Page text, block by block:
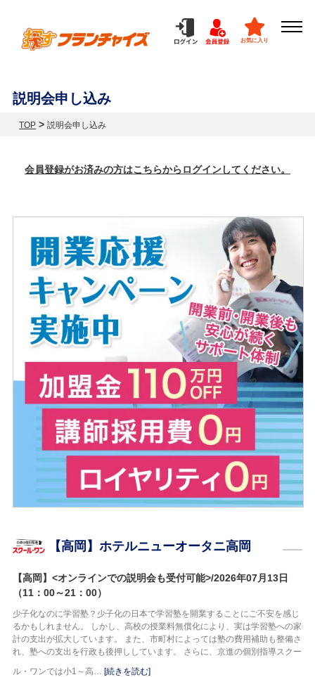
お気に入り
説明会申し込み
TOP >説明会申し込み
会員登録がお済みの方はこちらからログインしてください。
【高岡】ホテルニューオータニ高岡
【高岡】<オンラインでの説明会も受付可能>/2026年07月13日
（11：00～21：00）
少子化なのに学習塾？少子化の日本で学習塾を開業することにご不安を感じ
るかもしれません。 しかし、高校の授業料無償化により、実は学習塾への家
計の支出が拡大しています。 また、市町村によっては塾の費用補助も整備さ
れ、塾への支出を行政も後押ししています。 さらに、京進の個別指導スクー
ル・ワンでは小1～高… [続きを読む]